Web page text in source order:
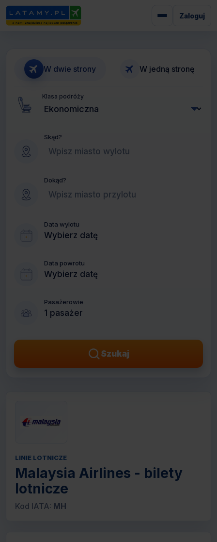
Zaloguj
W dwie strony W jedną stronę
Klasa podróży
Skąd?
Dokąd?
Data wylotu
Wybierz datę
Data powrotu
Wybierz datę
Pasażerowie
1 pasażer
Szukaj
LINIE LOTNICZE
Malaysia Airlines - bilety
lotnicze
Kod IATA: MH